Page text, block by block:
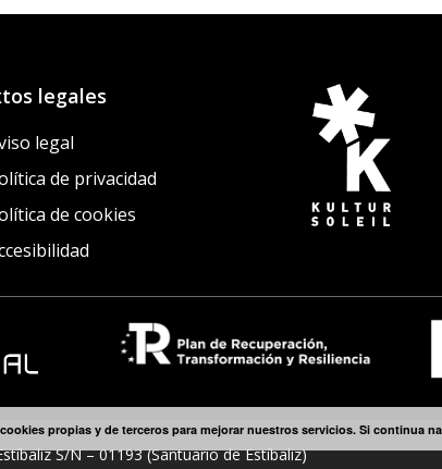
legales
legal
de privacidad
de cookies
S/N – 01193 (Santuario de Estíbaliz)
propias y de terceros para mejorar nuestros servicios. Si continua